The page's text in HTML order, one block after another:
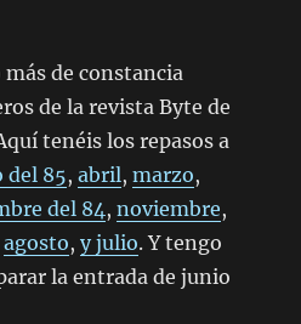
de constancia
de la revista Byte de
tenéis los repasos a
del 85,abril,marzo,
del 84,noviembre,
agosto,y julio. Y tengo
la entrada de junio